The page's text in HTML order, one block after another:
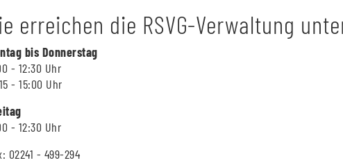
erreichen die RSVG-Verwaltung
bis Donnerstag
- 12:30 Uhr
- 15:00 Uhr
- 12:30 Uhr
02241 - 499-294